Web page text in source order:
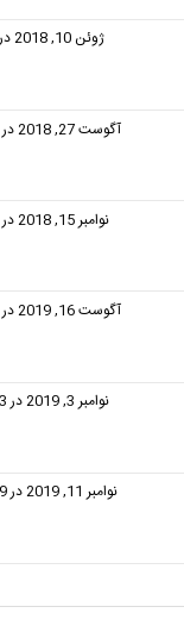
ژوئن 10, 2018 در 6:25 ق.ظ
آگوست 27, 2018 در 2:21 ب.ظ
نوامبر 15, 2018 در 1:47 ب.ظ
آگوست 16, 2019 در 1:47 ب.ظ
نوامبر 3, 2019 در 10:33 ب.ظ
نوامبر 11, 2019 در 10:29 ب.ظ